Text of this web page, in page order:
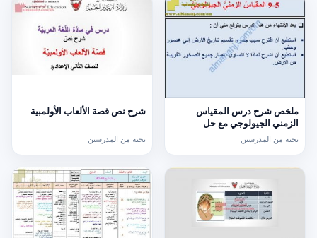
ملخص شرح درس المقياس
الزمني الجيولوجي مع حل
الأنشطة (علوم) السابع
نخبة من المدرسين
شرح نص قصة الألعاب الأولمبية
نخبة من المدرسين